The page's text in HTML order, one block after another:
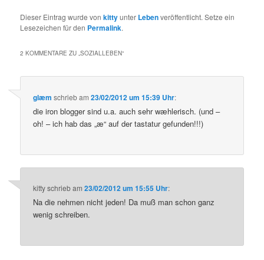
Dieser Eintrag wurde vonkittyunter Lebenveröffentlicht. Setze ein
Lesezeichen für den Permalink.
2 KOMMENTARE ZU „SOZIALLEBEN“
glæm schriebam23/02/2012 um 15:39 Uhr:
die iron blogger sind u.a. auch sehr wæhlerisch. (und –
oh! – ich hab das „æ“ auf der tastatur gefunden!!!)
kittyschriebam23/02/2012 um 15:55 Uhr:
Na die nehmen nicht jeden! Da muß man schon ganz
wenig schreiben.